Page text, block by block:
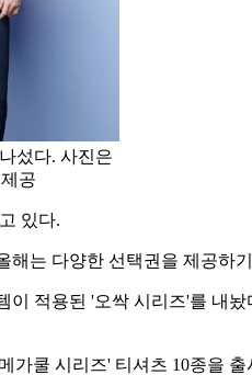
섰다. 사진은
공
있다.
는 다양한 선택권을 제공하
적용된 '오싹 시리즈'를 내
가쿨 시리즈' 티셔츠 10종을